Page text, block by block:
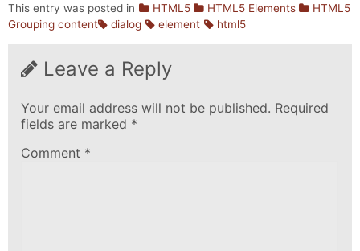
This entry was posted in HTML5 HTML5 Elements
HTML5
Grouping content
dialog element html5
Leave a Reply
Your email address will not be published. Required
fields are marked *
Comment *